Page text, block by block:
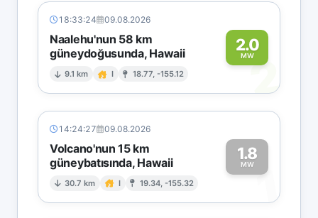
18:33:24 09.08.2026
Naalehu'nun 58 km
güneydoğusunda, Hawaii
9.1 km I 18.77, -155.12
2.0
MW2
14:24:27 09.08.2026
Volcano'nun 15 km
güneybatısında, Hawaii
30.7 km I 19.34, -155.32
1.8
MW1